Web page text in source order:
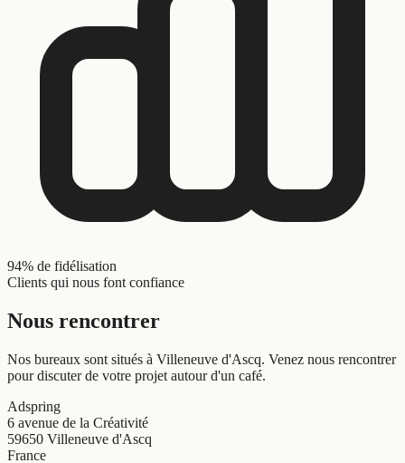
94% de fidélisation
Clients qui nous font confiance
Nous rencontrer
Nos bureaux sont situés à Villeneuve d'Ascq. Venez nous rencontrer
pour discuter de votre projet autour d'un café.
Adspring
6 avenue de la Créativité
59650 Villeneuve d'Ascq
France